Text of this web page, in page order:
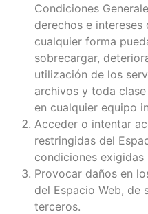
Condiciones
derechos e
cualquier forma
sobrecargar,
utilización de los
archivos y toda
en cualquier equipo
Acceder o intentar
restringidas del
condiciones
Provocar daños en
del Espacio Web, de
terceros.